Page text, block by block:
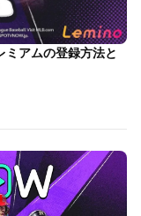
アムの登録方法と